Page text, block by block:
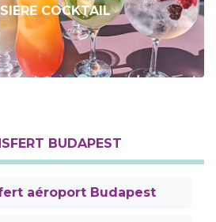
COCKTAIL
BUDAPEST
aéroport Budapest